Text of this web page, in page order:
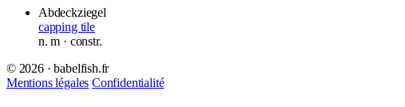
Abdeckziegel
capping tile
n.m · constr.
© 2026 · babelfish.fr
Mentions légales Confidentialité